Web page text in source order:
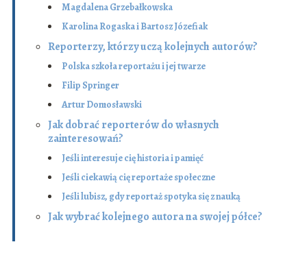
Magdalena Grzebałkowska
Karolina Rogaska i Bartosz Józefiak
Reporterzy, którzy uczą kolejnych autorów?
Polska szkoła reportażu i jej twarze
Filip Springer
Artur Domosławski
Jak dobrać reporterów do własnych
zainteresowań?
Jeśli interesuje cię historia i pamięć
Jeśli ciekawią cię reportaże społeczne
Jeśli lubisz, gdy reportaż spotyka się z nauką
Jak wybrać kolejnego autora na swojej półce?